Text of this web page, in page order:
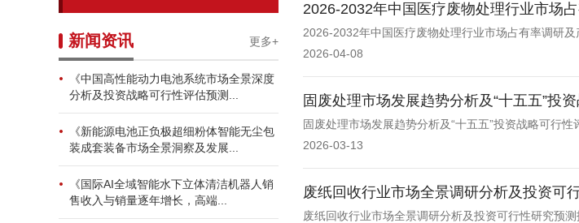
新闻资讯 更多+
《中国高性能动力电池系统市场全景深度
分析及投资战略可行性评估预测...
《新能源电池正负极超细粉体智能无尘包
装成套装备市场全景洞察及发展...
《国际AI全域智能水下立体清洁机器人销
售收入与销量逐年增长，高端...
2026-2032年中国医疗废物处理行业市场
2026-2032年中国医疗废物处理行业市场占有率调研
2026-04-08
固废处理市场发展趋势分析及“十五五”投
固废处理市场发展趋势分析及“十五五”投资战略可行性
2026-03-13
废纸回收行业市场全景调研分析及投资可
废纸回收行业市场全景调研分析及投资可行性研究预测